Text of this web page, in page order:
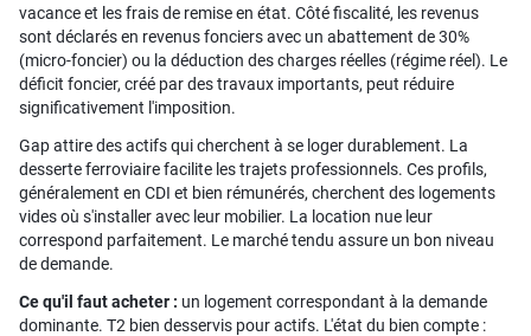
vacance et les frais de remise en état. Côté fiscalité, les revenus
sont déclarés en revenus fonciers avec un abattement de 30%
(micro-foncier) ou la déduction des charges réelles (régime réel). Le
déficit foncier, créé par des travaux importants, peut réduire
significativement l'imposition.
Gap attire des actifs qui cherchent à se loger durablement. La
desserte ferroviaire facilite les trajets professionnels. Ces profils,
généralement en CDI et bien rémunérés, cherchent des logements
vides où s'installer avec leur mobilier. La location nue leur
correspond parfaitement. Le marché tendu assure un bon niveau
de demande.
Ce qu'il faut acheter : un logement correspondant à la demande
dominante. T2 bien desservis pour actifs. L'état du bien compte :